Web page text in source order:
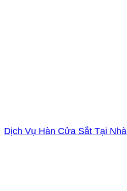
Dịch Vụ Hàn Cửa Sắt Tại Nhà